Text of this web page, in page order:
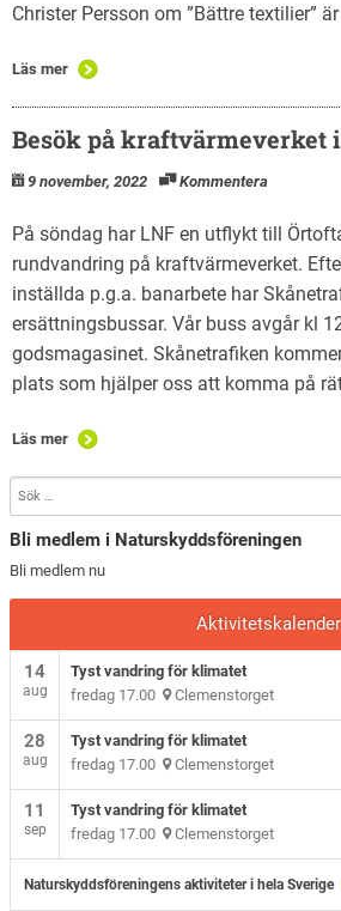
Christer Persson om ”Bättre textilier”
Läs mer
Besök på kraftvärmeverket
9 november, 2022 Kommentera
På söndag har LNF en utflykt till
rundvandring på kraftvärmeverket.
inställda p.g.a. banarbete har
ersättningsbussar. Vår buss avgår kl
godsmagasinet. Skånetrafiken
plats som hjälper oss att komma på
Läs mer
Bli medlem i Naturskyddsföreningen
Bli medlem nu
Aktivitetskalender
14
aug
Tyst vandring för klimatet
fredag 17.00 Clemenstorget
28
aug
Tyst vandring för klimatet
fredag 17.00 Clemenstorget
11
sep
Tyst vandring för klimatet
fredag 17.00 Clemenstorget
Naturskyddsföreningens aktiviteter i hela Sverige